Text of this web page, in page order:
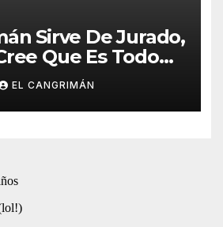
Sirve De Jurado,
Que Es Todo
EL CANGRIMÁN